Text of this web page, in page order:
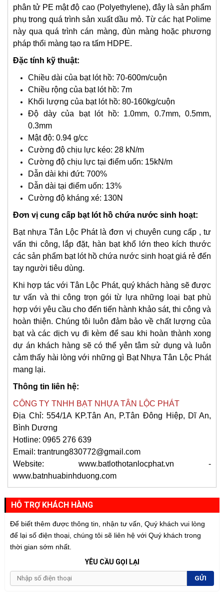
phân tử PE mật độ cao (Polyethylene), đây là sản phẩm
phụ trong quá trình sản xuất dầu mỏ. Từ các hạt Polime
này qua quá trình cán màng, đùn màng hoặc phương
pháp thổi màng tạo ra tấm HDPE.
Đặc tính kỹ thuật:
Chiều dài của bạt lót hồ: 70-600m/cuộn
Chiều rộng của bạt lót hồ: 7m
Khối lượng của bạt lót hồ: 80-160kg/cuộn
Độ dày của bạt lót hồ: 1.0mm, 0.7mm, 0.5mm,
0.3mm
Mật độ: 0.94 g/cc
Cường độ chịu lực kéo: 28 kN/m
Cường độ chịu lực tại điểm uốn: 15kN/m
Dẫn dài khi đứt: 700%
Dẫn dài tại điểm uốn: 13%
Cường độ kháng xé: 130N
Đơn vị cung cấp bạt lót hồ chứa nước sinh hoạt:
Bạt nhựa Tân Lộc Phát là đơn vị chuyên cung cấp , tư
vấn thi công, lắp đặt, hàn bạt khổ lớn theo kích thước
các sản phẩm bạt lót hồ chứa nước sinh hoạt giá rẻ đến
tay người tiêu dùng.
Khi hợp tác với Tân Lộc Phát, quý khách hàng sẽ được
tư vấn và thi công trọn gói từ lựa những loại bạt phù
hợp với yêu cầu cho đến tiến hành khảo sát, thi công và
hoàn thiện. Chúng tôi luôn đảm bảo về chất lượng của
bạt và các dịch vụ đi kèm để sau khi hoàn thành xong
dự án khách hàng sẽ có thể yên tâm sử dụng và luôn
cảm thấy hài lòng với những gì Bạt Nhựa Tân Lộc Phát
mang lại.
Thông tin liên hệ:
CÔNG TY TNHH BẠT NHỰA TÂN LỘC PHÁT
Địa Chỉ: 554/1A KP.Tân An, P.Tân Đông Hiệp, Dĩ An,
Bình Dương
Hotline: 0965 276 639
Email: trantrung830772@gmail.com
Website: www.batlothotanlocphat.vn -
www.batnhuabinhduong.com
HỖ TRỢ KHÁCH HÀNG
Để biết thêm được thông tin, nhận tư vấn, Quý khách vui lòng
để lại số điện thoại, chúng tôi sẽ liên hệ với Quý khách trong
thời gian sớm nhất.
YÊU CẦU GỌI LẠI
GỬI